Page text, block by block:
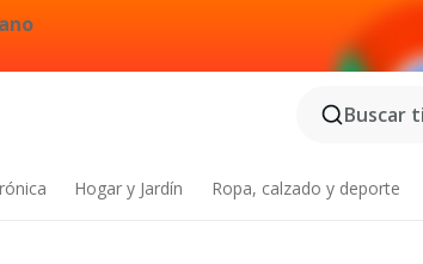
Buscar
Hogar y Jardín Ropa, calzado y deporte